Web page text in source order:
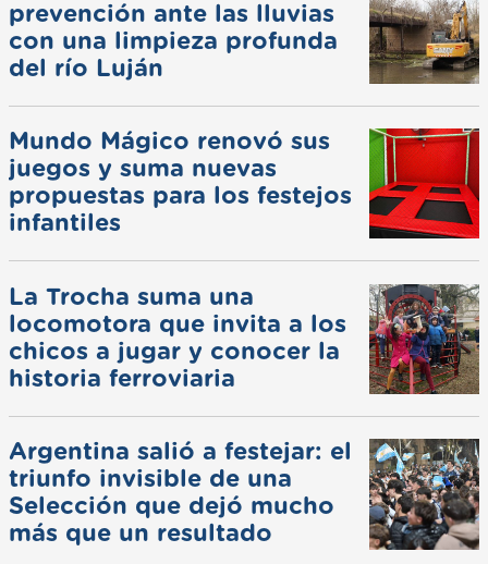
prevención ante las lluvias
con una limpieza profunda
del río Luján
Mundo Mágico renovó sus
juegos y suma nuevas
propuestas para los festejos
infantiles
La Trocha suma una
locomotora que invita a los
chicos a jugar y conocer la
historia ferroviaria
Argentina salió a festejar: el
triunfo invisible de una
Selección que dejó mucho
más que un resultado